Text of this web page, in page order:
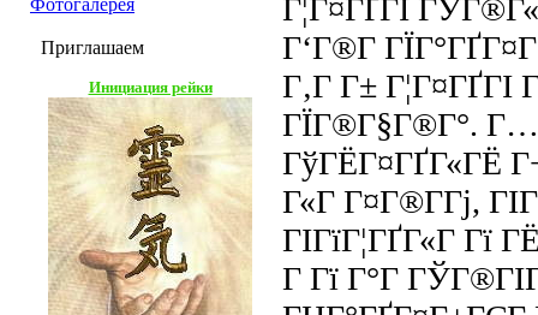
Фотогалерея
Приглашаем
Инициация рейки
Г¦Г¤ГҐГІ
Г‘Г®Г­
Г‚Г Г±
ГЇГ®Г§Г®Г°.
ГўГЁГ¤ГҐГ«ГЁ
Г«Г Г¤Г®Г­Гј,
ГІГїГ¦ГҐГ«Г Гї
Г Гї Г°Г